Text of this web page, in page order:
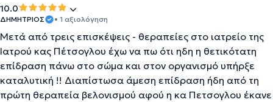
10.0
ΔΗΜΗΤΡΙΟΣ • 1 αξιολόγηση
Μετά από τρεις επισκέψεις - θεραπείες στο ιατρείο της
Ιατρού κας Πέτσογλου έχω να πω ότι ηδη η θετικότατη
επίδραση πάνω στο σώμα και στον οργανισμό υπήρξε
καταλυτική !! Διαπίστωσα άμεση επίδραση ήδη από τη
πρώτη θεραπεία βελονισμού αφού η κα Πετσογλου έκανε